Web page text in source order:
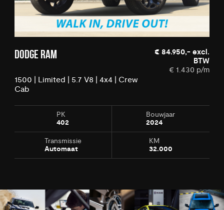
DODGE RAM
1500 | Limited | 5.7 V8 | 4x4 | Crew
Cab
€ 84.950,- excl.
BTW
€ 1.430 p/m
PK
402
Bouwjaar
2024
Transmissie
Automaat
KM
32.000